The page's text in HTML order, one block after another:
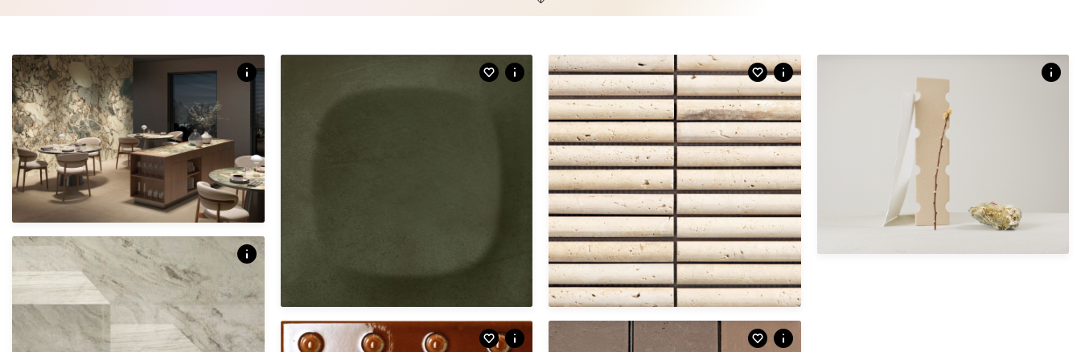
Marmi
41 kleuren | 5 afmetingen | 8 finishes
Over dit product
The attraction of precious marbles and rare
natural surfaces.
groovy glossy | wandtegel
GAS.03.23 | Pop | muschio
glans | wandtegel
WAM.10.22 | Punto | brun
mat | mozaïek
QAC.01.61 | Bamboo | travertino
Afmetingen
6 X 30 CM
XBA.01.04 | Cottocolors | grigie